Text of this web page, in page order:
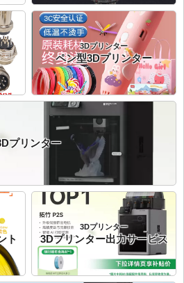
プリンター
3Dプリンター
ペン型3Dプリンター
ト
3Dプリンター
3Dプリンター出力サービス